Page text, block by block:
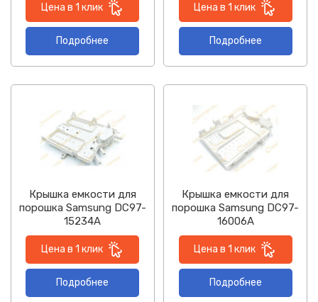
Цена в 1 клик
Подробнее
Цена в 1 клик
Подробнее
Крышка емкости для
порошка Samsung DC97-
15234A
Цена в 1 клик
Подробнее
Крышка емкости для
порошка Samsung DC97-
16006A
Цена в 1 клик
Подробнее